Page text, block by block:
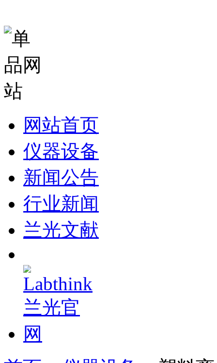
网站首页
仪器设备
新闻公告
行业新闻
兰光文献